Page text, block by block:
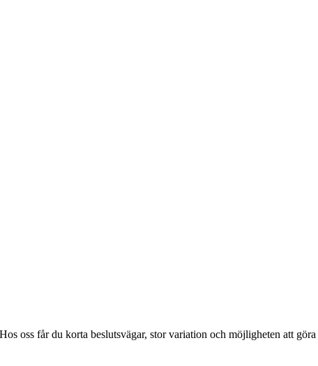
oss får du korta beslutsvägar, stor variation och möjligheten att